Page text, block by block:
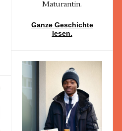
Maturantin.
Ganze Geschichte
lesen.